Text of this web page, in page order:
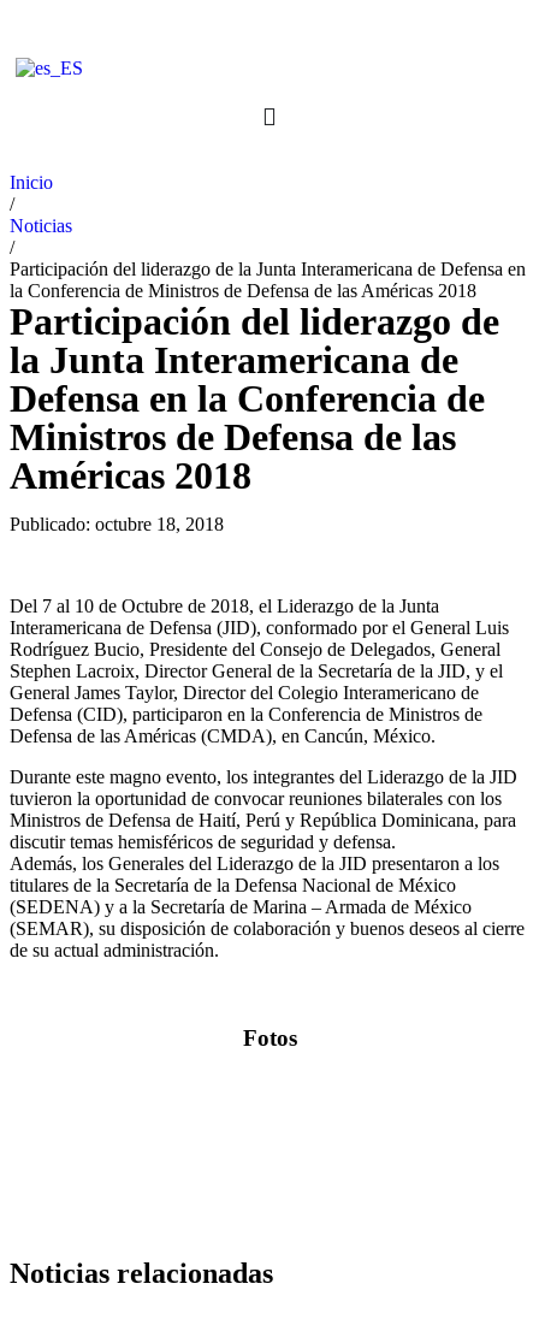
Inicio
/
Noticias
/
Participación del liderazgo de la Junta Interamericana de Defensa en
la Conferencia de Ministros de Defensa de las Américas 2018
Participación del liderazgo de
la Junta Interamericana de
Defensa en la Conferencia de
Ministros de Defensa de las
Américas 2018
Publicado: octubre 18, 2018
Del 7 al 10 de Octubre de 2018, el Liderazgo de la Junta
Interamericana de Defensa (JID), conformado por el General Luis
Rodríguez Bucio, Presidente del Consejo de Delegados, General
Stephen Lacroix, Director General de la Secretaría de la JID, y el
General James Taylor, Director del Colegio Interamericano de
Defensa (CID), participaron en la Conferencia de Ministros de
Defensa de las Américas (CMDA), en Cancún, México.
Durante este magno evento, los integrantes del Liderazgo de la JID
tuvieron la oportunidad de convocar reuniones bilaterales con los
Ministros de Defensa de Haití, Perú y República Dominicana, para
discutir temas hemisféricos de seguridad y defensa.
Además, los Generales del Liderazgo de la JID presentaron a los
titulares de la Secretaría de la Defensa Nacional de México
(SEDENA) y a la Secretaría de Marina – Armada de México
(SEMAR), su disposición de colaboración y buenos deseos al cierre
de su actual administración.
Fotos
Noticias relacionadas